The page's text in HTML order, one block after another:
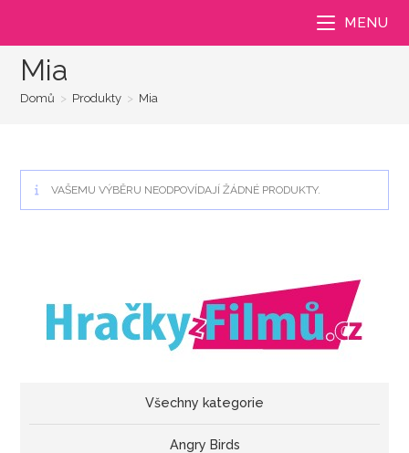
MENU
Mia
Domů > Produkty > Mia
VAŠEMU VÝBĚRU NEODPOVÍDAJÍ ŽÁDNÉ PRODUKTY.
Všechny kategorie
Angry Birds